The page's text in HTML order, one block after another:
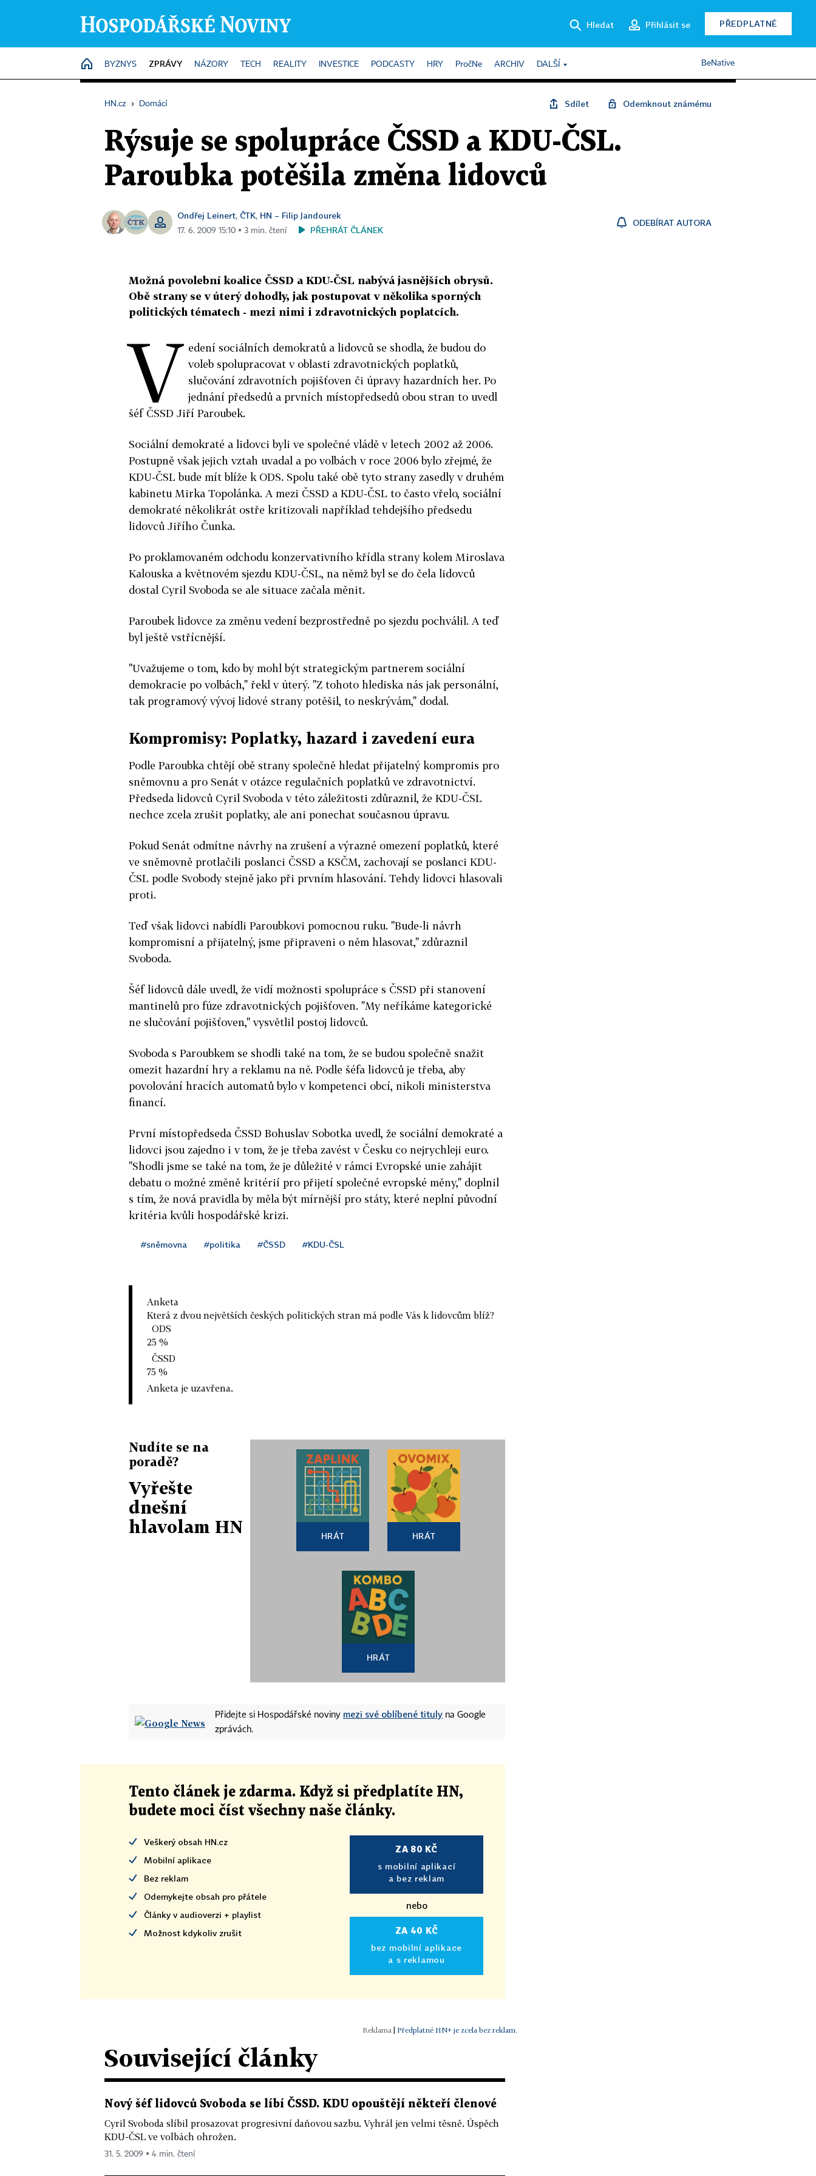
Hledat Přihlásit se PŘEDPLATNÉ
HOME
BYZNYS ZPRÁVY NÁZORY TECH REALITY INVESTICE PODCASTY HRY PročNe ARCHIV DALŠÍ BeNative
HN.cz › Domácí Sdílet Odemknout známému
Rýsuje se spolupráce ČSSD a KDU-ČSL.
Paroubka potěšila změna lidovců
Ondřej Leinert, ČTK, HN – Filip Jandourek
17. 6. 2009 15:10 ▪ 3 min. čtení PŘEHRÁT ČLÁNEK
ODEBÍRAT AUTORA
Možná povolební koalice ČSSD a KDU-ČSL nabývá jasnějších obrysů.
Obě strany se v úterý dohodly, jak postupovat v několika sporných
politických tématech - mezi nimi i zdravotnických poplatcích.
V edení sociálních demokratů a lidovců se shodla, že budou do
voleb spolupracovat v oblasti zdravotnických poplatků,
slučování zdravotních pojišťoven či úpravy hazardních her. Po
jednání předsedů a prvních místopředsedů obou stran to uvedl
šéf ČSSD Jiří Paroubek.
Sociální demokraté a lidovci byli ve společné vládě v letech 2002 až 2006.
Postupně však jejich vztah uvadal a po volbách v roce 2006 bylo zřejmé, že
KDU-ČSL bude mít blíže k ODS. Spolu také obě tyto strany zasedly v druhém
kabinetu Mirka Topolánka. A mezi ČSSD a KDU-ČSL to často vřelo, sociální
demokraté několikrát ostře kritizovali například tehdejšího předsedu
lidovců Jiřího Čunka.
Po proklamovaném odchodu konzervativního křídla strany kolem Miroslava
Kalouska a květnovém sjezdu KDU-ČSL, na němž byl se do čela lidovců
dostal Cyril Svoboda se ale situace začala měnit.
Paroubek lidovce za změnu vedení bezprostředně po sjezdu pochválil. A teď
byl ještě vstřícnější.
"Uvažujeme o tom, kdo by mohl být strategickým partnerem sociální
demokracie po volbách," řekl v úterý. "Z tohoto hlediska nás jak personální,
tak programový vývoj lidové strany potěšil, to neskrývám," dodal.
Kompromisy: Poplatky, hazard i zavedení eura
Podle Paroubka chtějí obě strany společně hledat přijatelný kompromis pro
sněmovnu a pro Senát v otázce regulačních poplatků ve zdravotnictví.
Předseda lidovců Cyril Svoboda v této záležitosti zdůraznil, že KDU-ČSL
nechce zcela zrušit poplatky, ale ani ponechat současnou úpravu.
Pokud Senát odmítne návrhy na zrušení a výrazné omezení poplatků, které
ve sněmovně protlačili poslanci ČSSD a KSČM, zachovají se poslanci KDU-
ČSL podle Svobody stejně jako při prvním hlasování. Tehdy lidovci hlasovali
proti.
Teď však lidovci nabídli Paroubkovi pomocnou ruku. "Bude-li návrh
kompromisní a přijatelný, jsme připraveni o něm hlasovat," zdůraznil
Svoboda.
Šéf lidovců dále uvedl, že vidí možnosti spolupráce s ČSSD při stanovení
mantinelů pro fúze zdravotnických pojišťoven. "My neříkáme kategorické
ne slučování pojišťoven," vysvětlil postoj lidovců.
Svoboda s Paroubkem se shodli také na tom, že se budou společně snažit
omezit hazardní hry a reklamu na ně. Podle šéfa lidovců je třeba, aby
povolování hracích automatů bylo v kompetenci obcí, nikoli ministerstva
financí.
První místopředseda ČSSD Bohuslav Sobotka uvedl, že sociální demokraté a
lidovci jsou zajedno i v tom, že je třeba zavést v Česku co nejrychleji euro.
"Shodli jsme se také na tom, že je důležité v rámci Evropské unie zahájit
debatu o možné změně kritérií pro přijetí společné evropské měny," doplnil
s tím, že nová pravidla by měla být mírnější pro státy, které neplní původní
kritéria kvůli hospodářské krizi.
#sněmovna #politika #ČSSD #KDU-ČSL
Anketa
Která z dvou největších českých politických stran má podle Vás k lidovcům blíž?
ODS
25 %
ČSSD
75 %
Anketa je uzavřena.
Nudíte se na
poradě?
Vyřešte
dnešní
hlavolam HN
HRÁT HRÁT
HRÁT
Přidejte si Hospodářské noviny mezi své oblíbené tituly na Google
zprávách.
Tento článek je zdarma. Když si předplatíte HN,
budete moci číst všechny naše články.
Veškerý obsah HN.cz
Mobilní aplikace
Bez reklam
Odemykejte obsah pro přátele
Články v audioverzi + playlist
Možnost kdykoliv zrušit
ZA 80 KČ
s mobilní aplikací
a bez reklam
nebo
ZA 40 KČ
bez mobilní aplikace
a s reklamou
Předplatné HN+ je zcela bez reklam.
Související články
Nový šéf lidovců Svoboda se líbí ČSSD. KDU opouštějí někteří členové
Cyril Svoboda slíbil prosazovat progresivní daňovou sazbu. Vyhrál jen velmi těsně. Úspěch
KDU-ČSL ve volbách ohrožen.
31. 5. 2009 ▪ 4 min. čtení